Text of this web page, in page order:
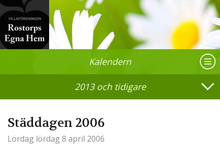
Kalendern
2013 och tidigare
Städdagen 2006
Lördag lördag 8 april 2006